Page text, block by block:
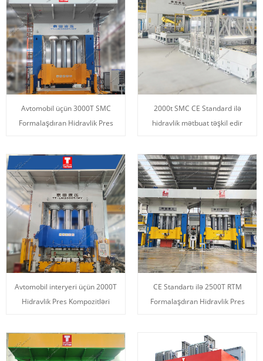
Avtomobil üçün 3000T SMC
Formalaşdıran Hidravlik Pres
2000t SMC CE Standard ilə
hidravlik mətbuat təşkil edir
Avtomobil interyeri üçün 2000T
Hidravlik Pres Kompozitləri
CE Standartı ilə 2500T RTM
Formalaşdıran Hidravlik Pres